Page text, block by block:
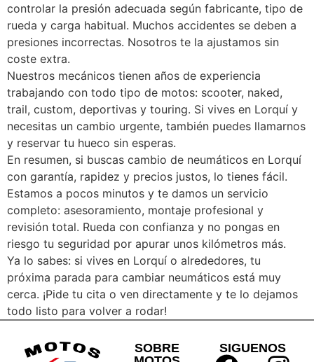
controlar la presión adecuada según fabricante, tipo de
rueda y carga habitual. Muchos accidentes se deben a
presiones incorrectas. Nosotros te la ajustamos sin
coste extra.
Nuestros mecánicos tienen años de experiencia
trabajando con todo tipo de motos: scooter, naked,
trail, custom, deportivas y touring. Si vives en Lorquí y
necesitas un cambio urgente, también puedes llamarnos
y reservar tu hueco sin esperas.
En resumen, si buscas cambio de neumáticos en Lorquí
con garantía, rapidez y precios justos, lo tienes fácil.
Estamos a pocos minutos y te damos un servicio
completo: asesoramiento, montaje profesional y
revisión total. Rueda con confianza y no pongas en
riesgo tu seguridad por apurar unos kilómetros más.
Ya lo sabes: si vives en Lorquí o alrededores, tu
próxima parada para cambiar neumáticos está muy
cerca. ¡Pide tu cita o ven directamente y te lo dejamos
todo listo para volver a rodar!
SOBRE
SIGUENOS